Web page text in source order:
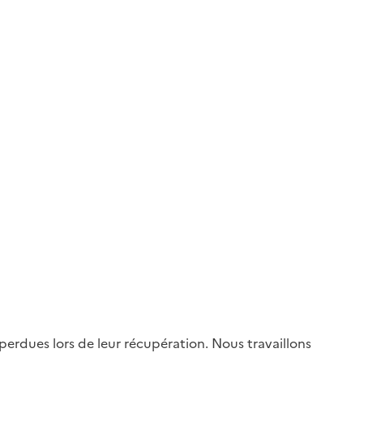
lors de leur récupération. Nous travaillons